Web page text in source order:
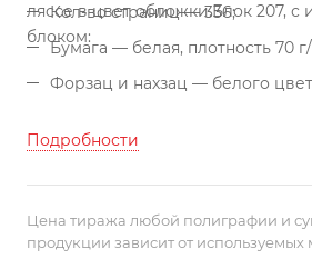
ляссе в цвет обложки.Блок 207,
блоком:
Кол-во страниц — 336;
Бумага — белая, плотность 70 г/
Форзац и нахзац — белого
Подробности
Цена тиража любой полиграфии и
продукции зависит от используемых